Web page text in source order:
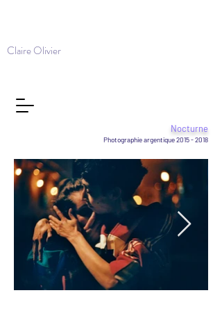
Claire Olivier
Nocturne
Photographie argentique2015 - 2018